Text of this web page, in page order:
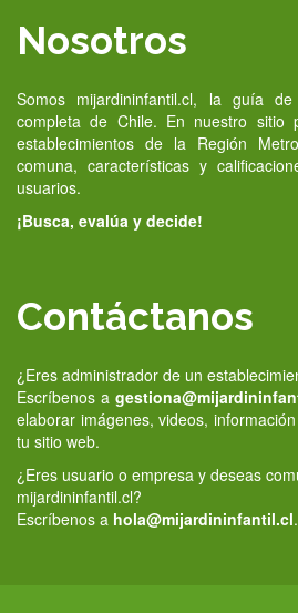
Nosotros
Somos mijardininfantil.cl, la guía
completa de Chile. En nuestro sitio
establecimientos de la Región
comuna, características y
usuarios.
¡Busca, evalúa y decide!
Contáctanos
¿Eres administrador de un
Escríbenos a
elaborar imágenes, videos,
tu sitio web.
¿Eres usuario o empresa y deseas
mijardininfantil.cl?
Escríbenos a hola@mijardininfantil.cl.